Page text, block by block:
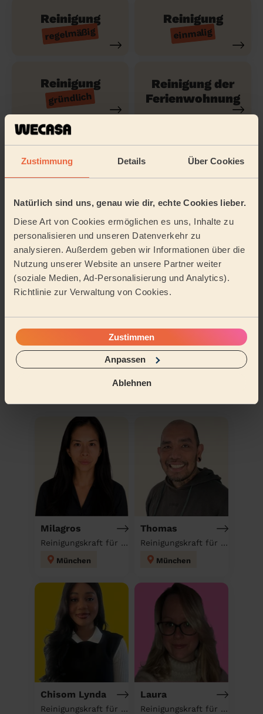
Zustimmung Details Über Cookies
Natürlich sind uns, genau wie dir, echte Cookies lieber.
Diese Art von Cookies ermöglichen es uns, Inhalte zu
personalisieren und unseren Datenverkehr zu
analysieren. Außerdem geben wir Informationen über die
Nutzung unserer Website an unsere Partner weiter
(soziale Medien, Ad-Personalisierung und Analytics).
Richtlinie zur Verwaltung von Cookies.
Zustimmen
Anpassen
Ablehnen
Reinigung
regelmäßig
Reinigung
einmalig
Reinigung
gründlich
Reinigung der
Ferienwohnung
Reinigungsmittel Bügeln
An meine Adresse buchen
Milagros
Reinigungskraft für deinen Haushalt
München
Thomas
Reinigungskraft für deinen Haushalt
München
Chisom Lynda
Reinigungskraft für deinen Haushalt
Laura
Reinigungskraft für deinen Haushalt